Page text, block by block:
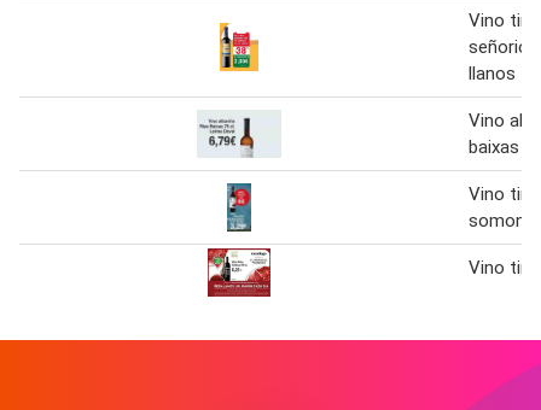
Vino
señorio
llanos
Vino
baixas
Vino
Vino